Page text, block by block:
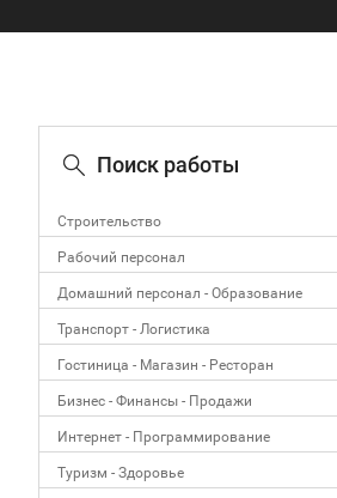
Поиск работы
Строительство
Рабочий персонал
Домашний персонал - Образование
Транспорт - Логистика
Гостиница - Магазин - Ресторан
Бизнес - Финансы - Продажи
Интернет - Программирование
Туризм - Здоровье